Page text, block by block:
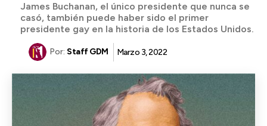
James Buchanan, el único presidente que nunca se
casó, también puede haber sido el primer
presidente gay en la historia de los Estados Unidos.
Por: Staff GDM Marzo 3, 2022